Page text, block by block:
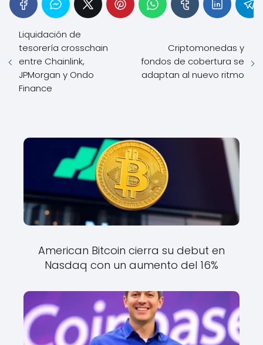
Liquidación de
tesorería crosschain
entre Chainlink,
JPMorgan y Ondo
Finance
Criptomonedas y
fondos de cobertura se
adaptan al nuevo ritmo
American Bitcoin cierra su debut en
Nasdaq con un aumento del 16%